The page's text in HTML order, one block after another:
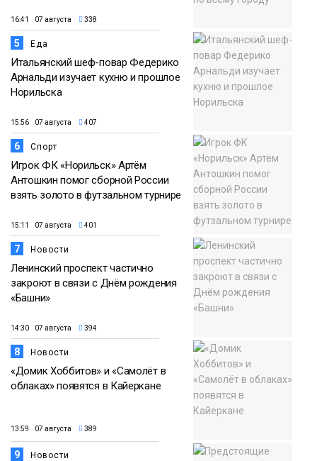
16:41 07 августа 338
5 Еда
Итальянский шеф-повар Федерико
Арнальди изучает кухню и прошлое
Норильска
15:56 07 августа 407
6 Спорт
Игрок ФК «Норильск» Артём
Антошкин помог сборной России
взять золото в футзальном турнире
15:11 07 августа 401
7 Новости
Ленинский проспект частично
закроют в связи с Днём рождения
«Башни»
14:30 07 августа 394
8 Новости
«Домик Хоббитов» и «Самолёт в
облаках» появятся в Кайеркане
13:59 07 августа 389
9 Новости